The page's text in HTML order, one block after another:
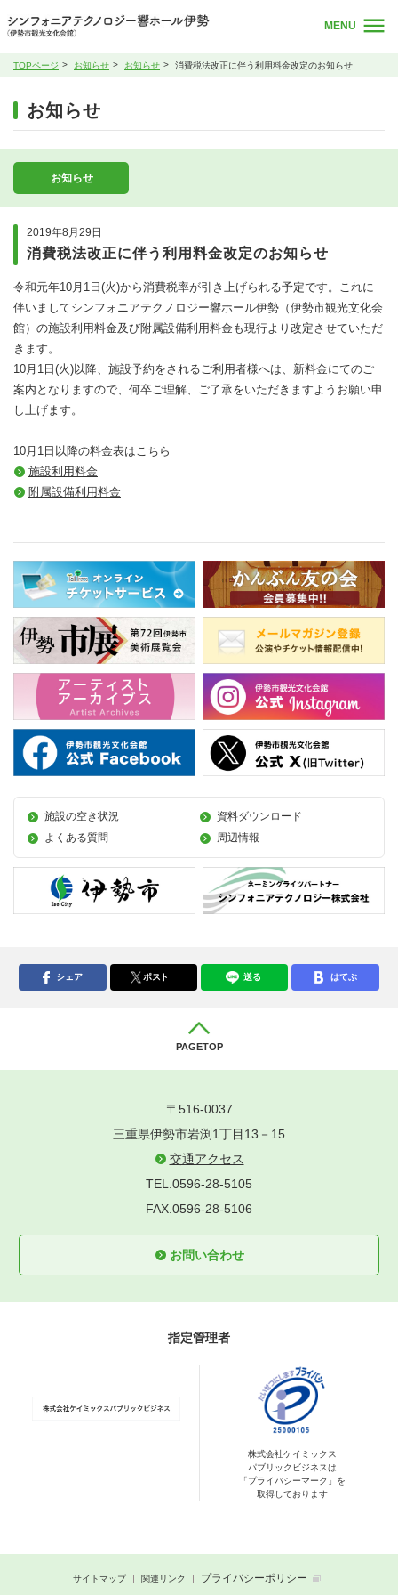
MENU
TOPページ お知らせ お知らせ 消費税法改正に伴う利用料金改定のお知らせ
お知らせ
お知らせ
2019年8月29日
消費税法改正に伴う利用料金改定のお知らせ
令和元年10月1日(火)から消費税率が引き上げられる予定です。これに
伴いましてシンフォニアテクノロジー響ホール伊勢（伊勢市観光文化会
館）の施設利用料金及び附属設備利用料金も現行より改定させていただ
きます。
10月1日(火)以降、施設予約をされるご利用者様へは、新料金にてのご
案内となりますので、何卒ご理解、ご了承をいただきますようお願い申
し上げます。
10月1日以降の料金表はこちら
施設利用料金
附属設備利用料金
施設の空き状況
資料ダウンロード
よくある質問
周辺情報
シェア ポスト 送る はてぶ
PAGETOP
〒516-0037
三重県伊勢市岩渕1丁目13－15
交通アクセス
TEL.0596-28-5105
FAX.0596-28-5106
お問い合わせ
指定管理者
株式会社ケイミックス
パブリックビジネスは
「プライバシーマーク」を
取得しております
サイトマップ 関連リンク プライバシーポリシー